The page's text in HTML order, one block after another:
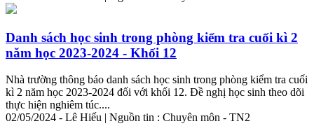
Danh sách học sinh trong phòng kiểm tra cuối kì 2
năm học 2023-2024 - Khối 12
Nhà trường thông báo danh sách học sinh trong phòng kiểm tra cuối
kì 2 năm học 2023-2024 đối với khối 12. Đề nghị học sinh theo dõi
thực hiện nghiêm túc....
02/05/2024 - Lê Hiếu | Nguồn tin : Chuyên môn - TN2